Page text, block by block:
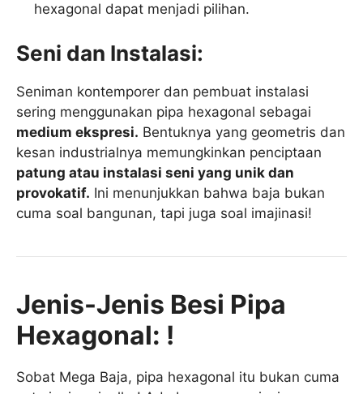
hexagonal dapat menjadi pilihan.
Seni dan Instalasi:
Seniman kontemporer dan pembuat instalasi
sering menggunakan pipa hexagonal sebagai
medium ekspresi. Bentuknya yang geometris dan
kesan industrialnya memungkinkan penciptaan
patung atau instalasi seni yang unik dan
provokatif. Ini menunjukkan bahwa baja bukan
cuma soal bangunan, tapi juga soal imajinasi!
Jenis-Jenis Besi Pipa
Hexagonal: !
Sobat Mega Baja, pipa hexagonal itu bukan cuma